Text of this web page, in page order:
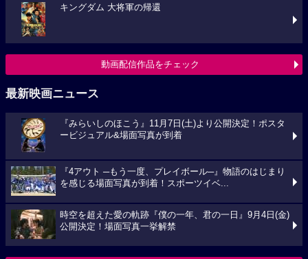
キングダム 大将軍の帰還
動画配信作品をチェック
最新映画ニュース
『みらいしのほこう』11月7日(土)より公開決定！ポスタ
ービジュアル&場面写真が到着
『4アウト ─もう一度、プレイボール─』物語のはじまり
を感じる場面写真が到着！スポーツイベ...
時空を超えた愛の軌跡『僕の一年、君の一日』9月4日(金)
公開決定！場面写真一挙解禁